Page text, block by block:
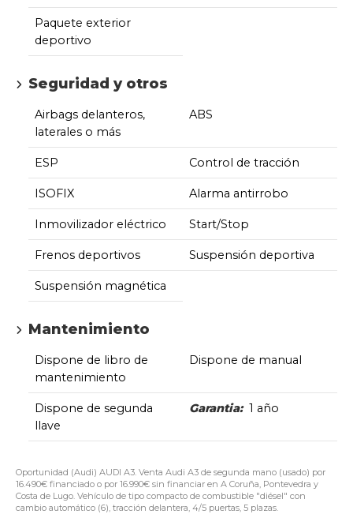
Paquete exterior
deportivo
Seguridad y otros
Airbags delanteros,
laterales o más
ABS
ESP Control de tracción
ISOFIX Alarma antirrobo
Inmovilizador eléctrico Start/Stop
Frenos deportivos Suspensión deportiva
Suspensión magnética
Mantenimiento
Dispone de libro de
mantenimiento
Dispone de manual
Dispone de segunda
llave
Garantia: 1 año
Oportunidad (Audi) AUDI A3. Venta Audi A3 de segunda mano (usado) por
16.490€ financiado o por 16.990€ sin financiar en A Coruña, Pontevedra y
Costa de Lugo. Vehículo de tipo compacto de combustible "diésel" con
cambio automático (6), tracción delantera, 4/5 puertas, 5 plazas.